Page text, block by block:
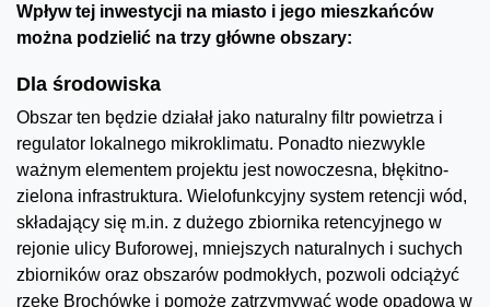
Wpływ tej inwestycji na miasto i jego mieszkańców
można podzielić na trzy główne obszary:
Dla środowiska
Obszar ten będzie działał jako naturalny filtr powietrza i
regulator lokalnego mikroklimatu. Ponadto niezwykle
ważnym elementem projektu jest nowoczesna, błękitno-
zielona infrastruktura. Wielofunkcyjny system retencji wód,
składający się m.in. z dużego zbiornika retencyjnego w
rejonie ulicy Buforowej, mniejszych naturalnych i suchych
zbiorników oraz obszarów podmokłych, pozwoli odciążyć
rzekę Brochówkę i pomoże zatrzymywać wodę opadową w